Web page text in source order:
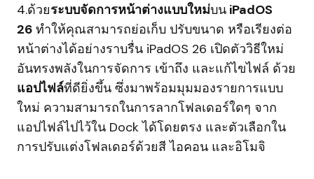
4.ด้วยระบบจัดการหน้าต่างแบบใหม่บน iPadOS
26 ทำให้คุณสามารถย่อเก็บ ปรับขนาด หรือเรียงต่อ
หน้าต่างได้อย่างราบรื่น iPadOS 26 เปิดตัววิธีใหม่
อันทรงพลังในการจัดการ เข้าถึง และแก้ไขไฟล์ ด้วย
แอปไฟล์ที่ดียิ่งขึ้น ซึ่งมาพร้อมมุมมองรายการแบบ
ใหม่ ความสามารถในการลากโฟลเดอร์ใดๆ จาก
แอปไฟล์ไปไว้ใน Dock ได้โดยตรง และตัวเลือกใน
การปรับแต่งโฟลเดอร์ด้วยสี ไอคอน และอิโมจิ